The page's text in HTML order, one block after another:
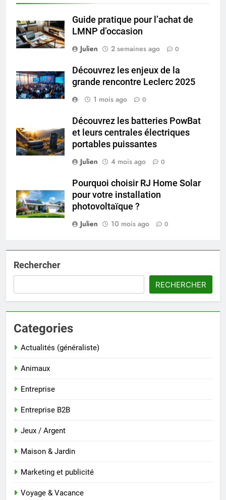
Guide pratique pour l’achat de
LMNP d’occasion
Julien
2 semaines ago 0
Découvrez les enjeux de la
grande rencontre Leclerc 2025
1 mois ago
0
Découvrez les batteries PowBat
et leurs centrales électriques
portables puissantes
Julien
4 mois ago 0
Pourquoi choisir RJ Home Solar
pour votre installation
photovoltaïque ?
Julien
10 mois ago 0
Rechercher
RECHERCHER
Categories
Actualités (généraliste)
Animaux
Entreprise
Entreprise B2B
Jeux / Argent
Maison & Jardin
Marketing et publicité
Voyage & Vacance